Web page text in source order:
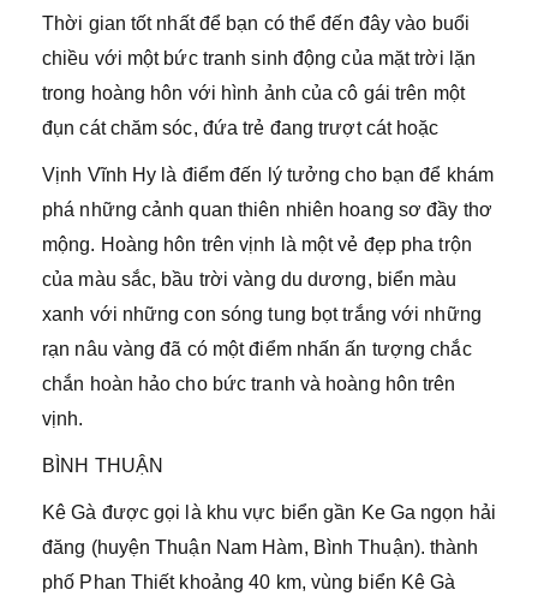
Thời gian tốt nhất để bạn có thể đến đây vào buổi
chiều với một bức tranh sinh động của mặt trời lặn
trong hoàng hôn với hình ảnh của cô gái trên một
đụn cát chăm sóc, đứa trẻ đang trượt cát hoặc
Vịnh Vĩnh Hy là điểm đến lý tưởng cho bạn để khám
phá những cảnh quan thiên nhiên hoang sơ đầy thơ
mộng. Hoàng hôn trên vịnh là một vẻ đẹp pha trộn
của màu sắc, bầu trời vàng du dương, biển màu
xanh với những con sóng tung bọt trắng với những
rạn nâu vàng đã có một điểm nhấn ấn tượng chắc
chắn hoàn hảo cho bức tranh và hoàng hôn trên
vịnh.
BÌNH THUẬN
Kê Gà được gọi là khu vực biển gần Ke Ga ngọn hải
đăng (huyện Thuận Nam Hàm, Bình Thuận). thành
phố Phan Thiết khoảng 40 km, vùng biển Kê Gà